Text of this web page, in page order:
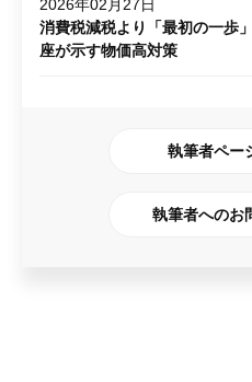
2026年02月27日
消費税減税より「最初の一歩
座が示す物価高対策
執筆者ペー
執筆者へのお